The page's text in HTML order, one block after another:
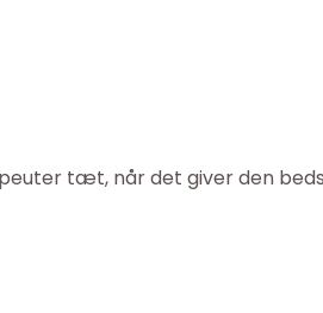
tæt, når det giver den